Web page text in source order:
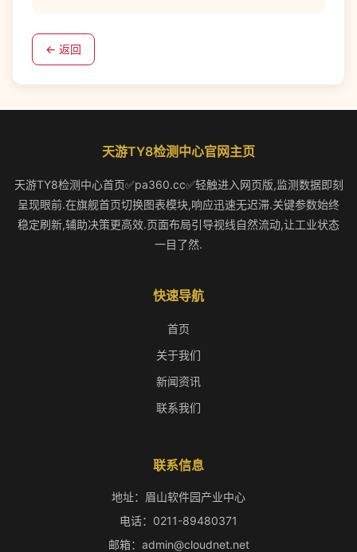
← 返回
天游TY8检测中心官网主页
天游TY8检测中心首页✅pa360.cc✅轻触进入网页版,监测数据即刻
呈现眼前.在旗舰首页切换图表模块,响应迅速无迟滞.关键参数始终
稳定刷新,辅助决策更高效.页面布局引导视线自然流动,让工业状态
一目了然.
快速导航
首页
关于我们
新闻资讯
联系我们
联系信息
地址：眉山软件园产业中心
电话：0211-89480371
邮箱：admin@cloudnet.net